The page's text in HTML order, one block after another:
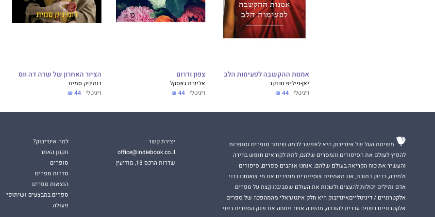
"אין ספר שחשוב לי יותר מעיניהם צופות באלוהים".
אליס ווקר("הצבע ארגמן")
אמנות ההקשבה לפעימות הלב
יאן-פיליפ סנדקר
דיגיטלי 44 ₪
צפון ודרום
אליזבת גאסקל
דיגיטלי 44 ₪
הציור האחרון של שרה דה ווס
דומיניק סמית
דיגיטלי 44 ₪
משימת העל של אינדיבוק היא לאפשר לכמה שיותר סופרים וסופרות
להפיץ לעולם את הסיפורים והמסרים שלהם, לתת לקוראים חופש בחירה
והעשיר את כוח הקריאה בעולם שלהם. אנחנו אוהבים ספרים, סיפורים
ולמידה, בדיוק כמוכם, אנו מאמינים שסיפורים מעצבים את מי שאנחנו כבני
אדם ומילים יכולות להעצים ולשנות את העולם שסביבנו.קצת על ספרים
אלקטרוניים / דיגיטלייםאינדיבוק היא חלק אינטגראלי מהמהפכה של ספרים
אלקטרוניים בשפה עברית להורדה, מהפכה אשר פתחה את שוק הספרים בפני
יצירת קשר
office@indiebook.co.il
שדרות הרכס 13, מודיעין
למה אינדיבוק?
תקנון האתר
סופרים
סדרות ספרים
הוצאות ספרים
ספרים במבצעים ושיתופי
פעולה